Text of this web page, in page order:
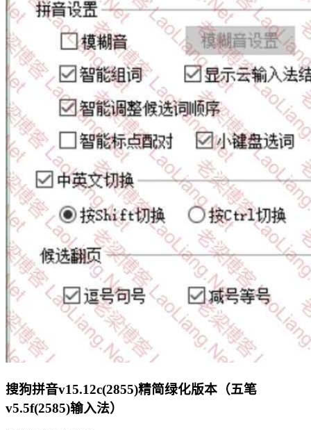
搜狗拼音v15.12c(2855)精简绿化版本（五笔
v5.5f(2585)输入法）